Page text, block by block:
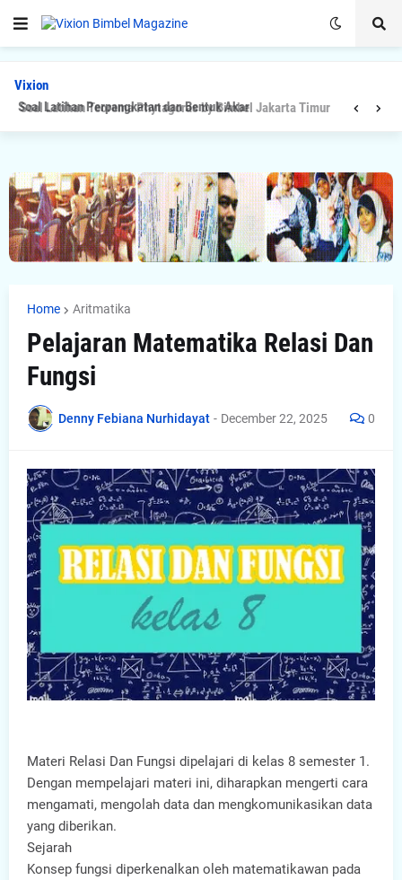
Vixion
Soal Latihan Teorema Phytagoras by Bimbel Jakarta Timur
Home Aritmatika
Pelajaran Matematika Relasi Dan
Fungsi
Denny Febiana Nurhidayat - December 22, 2025 0
Materi Relasi Dan Fungsi dipelajari di kelas 8 semester 1.
Dengan mempelajari materi ini, diharapkan mengerti cara
mengamati, mengolah data dan mengkomunikasikan data
yang diberikan.
Sejarah
Konsep fungsi diperkenalkan oleh matematikawan pada